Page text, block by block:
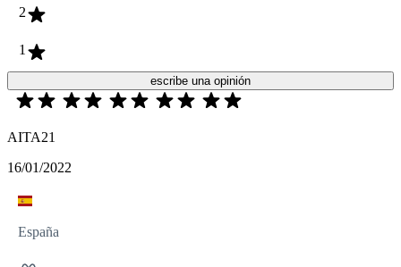
2
1
escribe una opinión
AITA21
16/01/2022
España